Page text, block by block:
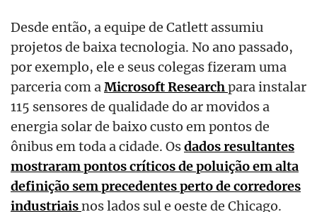
Desde então, a equipe de Catlett assumiu
projetos de baixa tecnologia. No ano passado,
por exemplo, ele e seus colegas fizeram uma
parceria com a Microsoft Research para instalar
115 sensores de qualidade do ar movidos a
energia solar de baixo custo em pontos de
ônibus em toda a cidade. Osdados resultantes
mostraram pontos críticos de poluição em alta
definição sem precedentes perto de corredores
industriaisnos lados sul e oeste de Chicago.